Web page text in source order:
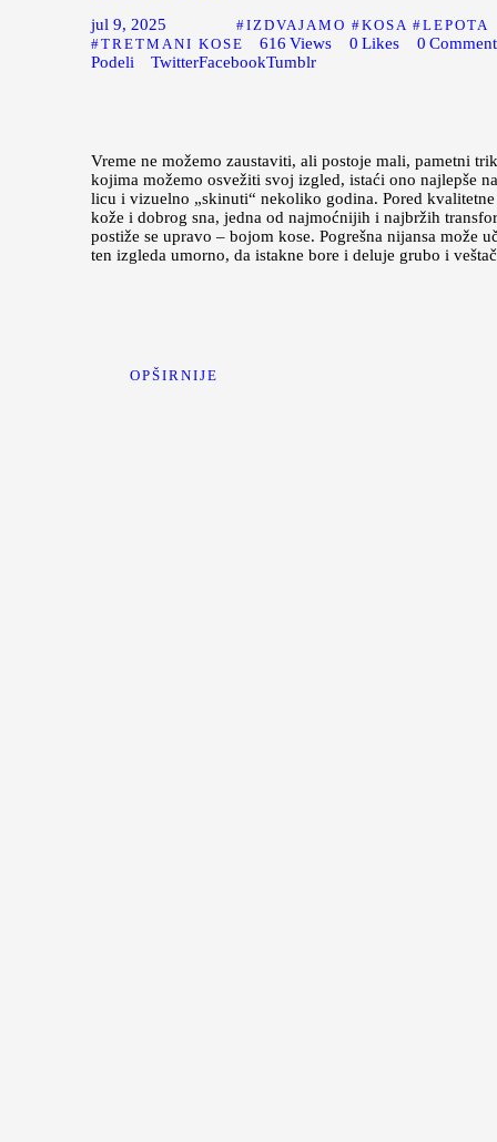
jul 9, 2025
IZDVAJAMO KOSA
LEPOTA
TRETMANI KOSE
616 Views 0 Likes 0
Podeli
TwitterFacebookTumblr
Vreme ne možemo zaustaviti, ali postoje mali, pametni
kojima možemo osvežiti svoj izgled, istaći ono najlepše
licu i vizuelno „skinuti“ nekoliko godina. Pored kvalitetne
kože i dobrog sna, jedna od najmoćnijih i najbržih
postiže se upravo – bojom kose. Pogrešna nijansa može
ten izgleda umorno, da istakne bore i deluje grubo i
OPŠIRNIJE